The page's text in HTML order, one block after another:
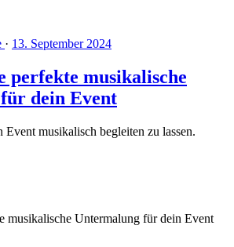
· 13. September 2024
perfekte musikalische
dein Event
musikalisch begleiten zu lassen.
musikalische Untermalung für dein Event